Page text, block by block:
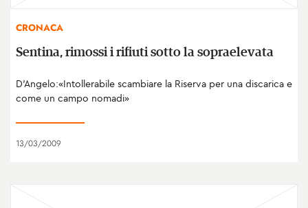
CRONACA
Sentina, rimossi i rifiuti sotto la sopraelevata
D'Angelo:«Intollerabile scambiare la Riserva per una discarica e
come un campo nomadi»
13/03/2009